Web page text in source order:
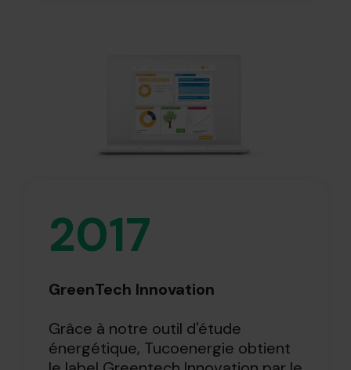
2017
GreenTech Innovation
Grâce à notre outil d'étude
énergétique, Tucoenergie obtient